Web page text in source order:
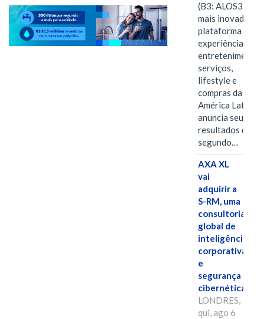
(B3: ALOS3), a
mais inovadora
plataforma de
experiências,
entretenimento,
serviços,
lifestyle e
compras da
América Latina
anuncia seus
resultados do
segundo…
AXA XL
vai
adquirir a
S-RM, uma
consultoria
global de
inteligência
corporativa
e
segurança
cibernética
LONDRES,
qui, ago 6